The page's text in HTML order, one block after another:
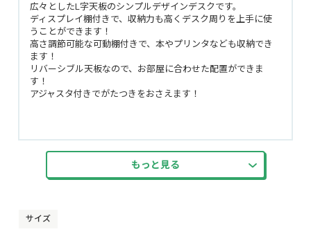
広々としたL字天板のシンプルデザインデスクです。
ディスプレイ棚付きで、収納力も高くデスク周りを上手に使
うことができます！
高さ調節可能な可動棚付きで、本やプリンタなども収納でき
ます！
リバーシブル天板なので、お部屋に合わせた配置ができま
す！
アジャスタ付きでがたつきをおさえます！
もっと見る
サイズ